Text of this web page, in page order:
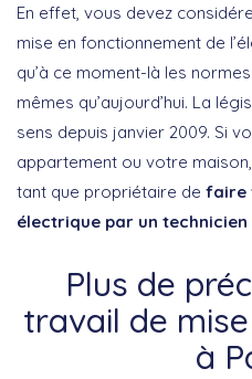
En effet, vous devez
mise en fonctionnement de
qu’à ce moment-là les
mêmes qu’aujourd’hui. La
sens depuis janvier 2009. Si
appartement ou votre
tant que propriétaire de faire
électrique par un
Plus de
travail de
à